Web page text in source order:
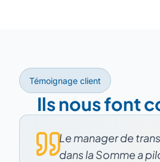
Témoignage client
Ils nous font
Le manager de
dans la Somme a